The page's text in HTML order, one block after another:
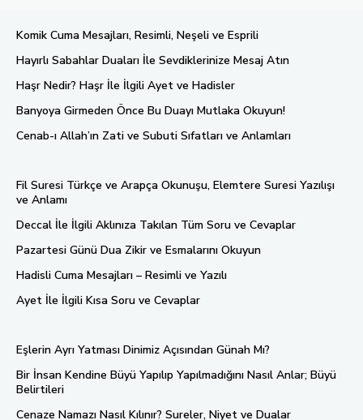
Komik Cuma Mesajları, Resimli, Neşeli ve Esprili
Hayırlı Sabahlar Duaları İle Sevdiklerinize Mesaj Atın
Haşr Nedir? Haşr İle İlgili Ayet ve Hadisler
Banyoya Girmeden Önce Bu Duayı Mutlaka Okuyun!
Cenab-ı Allah’ın Zati ve Subuti Sıfatları ve Anlamları
Fil Suresi Türkçe ve Arapça Okunuşu, Elemtere Suresi Yazılışı
ve Anlamı
Deccal İle İlgili Aklınıza Takılan Tüm Soru ve Cevaplar
Pazartesi Günü Dua Zikir ve Esmalarını Okuyun
Hadisli Cuma Mesajları – Resimli ve Yazılı
Ayet İle İlgili Kısa Soru ve Cevaplar
Eşlerin Ayrı Yatması Dinimiz Açısından Günah Mı?
Bir İnsan Kendine Büyü Yapılıp Yapılmadığını Nasıl Anlar; Büyü
Belirtileri
Cenaze Namazı Nasıl Kılınır? Sureler, Niyet ve Dualar